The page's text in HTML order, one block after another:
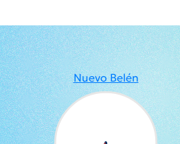
Nuevo Belén